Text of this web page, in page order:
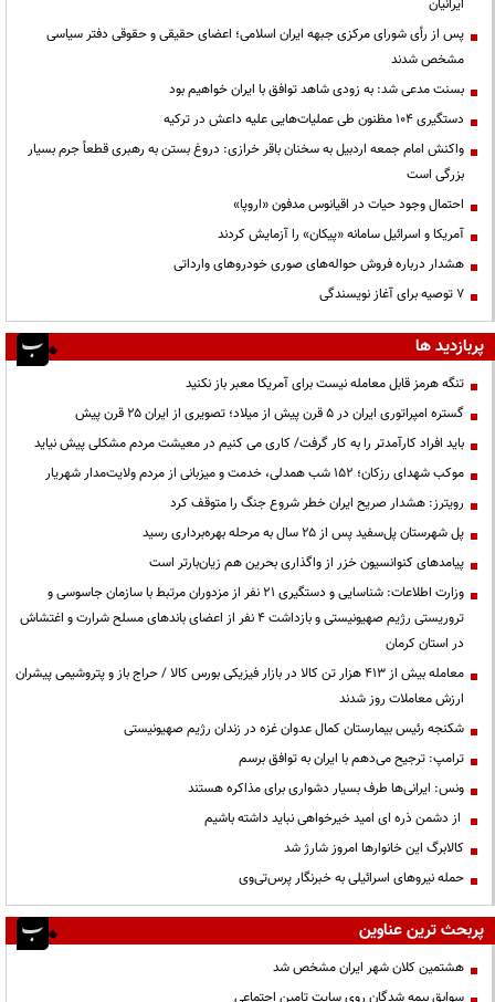
ایرانیان
پس از رأی شورای مرکزی جبهه ایران اسلامی؛ اعضای حقیقی و حقوقی دفتر سیاسی
مشخص شدند
بسنت مدعی شد: به زودی شاهد توافق با ایران خواهیم بود
دستگیری ۱۰۴ مظنون طی عملیات‌هایی علیه داعش در ترکیه
واکنش امام جمعه اردبیل به سخنان باقر خرازی: دروغ بستن به رهبری قطعاً جرم بسیار
بزرگی است
احتمال وجود حیات در اقیانوس مدفون «اروپا»
آمریکا و اسرائیل سامانه «پیکان» را آزمایش کردند
هشدار درباره فروش حواله‌های صوری خودروهای وارداتی
۷ توصیه برای آغاز نویسندگی
پربازدید ها
تنگه هرمز قابل معامله نیست برای آمریکا معبر باز نکنید
گستره امپراتوری ایران در ۵ قرن پیش از میلاد؛ تصویری از ایران ۲۵ قرن پیش
باید افراد کارآمدتر را به کار گرفت/ کاری می کنیم در معیشت مردم مشکلی پیش نیاید
موکب شهدای رزکان؛ ۱۵۲ شب همدلی، خدمت و میزبانی از مردم ولایت‌مدار شهریار
رویترز: هشدار صریح ایران خطر شروع جنگ را متوقف کرد
پل شهرستان پل‌سفید پس از ۲۵ سال به مرحله بهره‌برداری رسید
پیامدهای کنوانسیون خزر از واگذاری بحرین هم زیان‌بارتر است
وزارت اطلاعات: شناسایی و دستگیری ۲۱ نفر از مزدوران مرتبط با سازمان جاسوسی و
تروریستی رژیم صهیونیستی و بازداشت ۴ نفر از اعضای باندهای مسلح شرارت و اغتشاش
در استان کرمان
معامله بیش از ۴۱۳ هزار تن کالا در بازار فیزیکی بورس کالا / حراج باز و پتروشیمی پیشران
ارزش معاملات روز شدند
شکنجه رئیس بیمارستان کمال عدوان غزه در زندان رژیم صهیونیستی
ترامپ: ترجیح می‌دهم با ایران به توافق برسم
ونس: ایرانی‌ها طرف بسیار دشواری برای مذاکره هستند
از دشمن ذره ای امید خیرخواهی نباید داشته باشیم
کالابرگ این خانوارها امروز شارژ شد
حمله نیروهای اسرائیلی به خبرنگار پرس‌تی‌وی
پربحث ترین عناوین
هشتمین کلان شهر ایران مشخص شد
سوابق بیمه شدگان روی سایت تامین اجتماعی